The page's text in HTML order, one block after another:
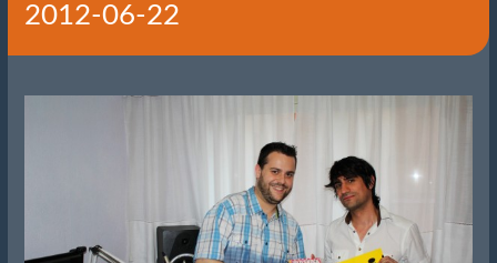
2012-06-22